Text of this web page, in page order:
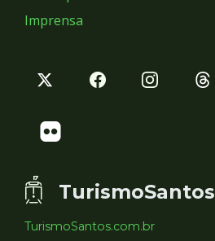
Imprensa
TurismoSantos
TurismoSantos.com.br